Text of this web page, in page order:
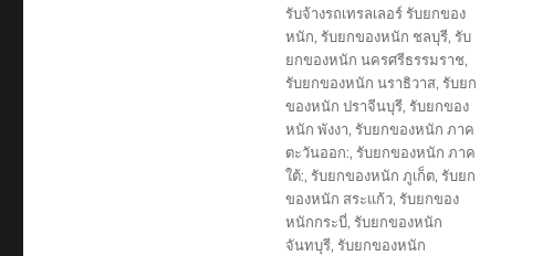
รับจ้างรถเทรลเลอร์ รับยกของ
หนัก, รับยกของหนัก ชลบุรี, รับ
ยกของหนัก นครศรีธรรมราช,
รับยกของหนัก นราธิวาส, รับยก
ของหนัก ปราจีนบุรี, รับยกของ
หนัก พังงา, รับยกของหนัก ภาค
ตะวันออก:, รับยกของหนัก ภาค
ใต้:, รับยกของหนัก ภูเก็ต, รับยก
ของหนัก สระแก้ว, รับยกของ
หนักกระบี่, รับยกของหนัก
จันทบุรี, รับยกของหนัก